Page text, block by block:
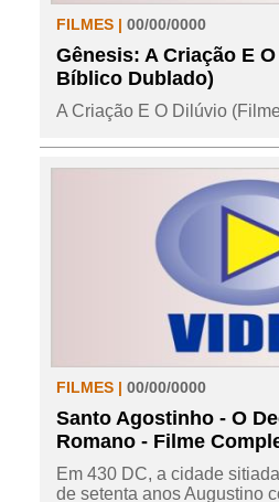
FILMES | 00/00/0000
Gênesis: A Criação E
Bíblico Dublado)
A Criação E O Dilúvio
FILMES | 00/00/0000
Santo Agostinho - O
Romano - Filme
Em 430 DC, a cidade
de setenta anos Augustino